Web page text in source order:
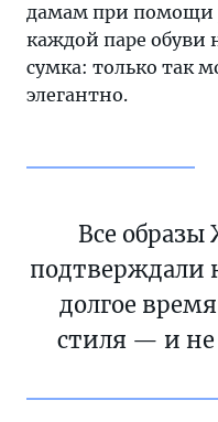
и
очень
долго
Его
приписывают
производителям,
заинтересованным
увеличении
дамам при помощи
каждой паре обуви
сумка: только так
элегантно.
Все
подтверждали
долгое
стиля — и не